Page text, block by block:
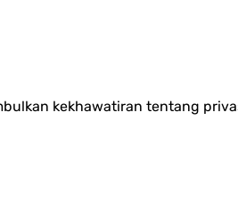
kekhawatiran tentang